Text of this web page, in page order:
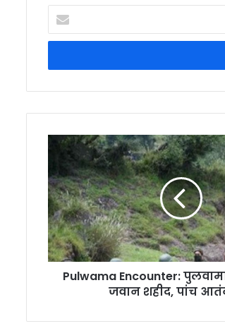
your
Email
Pulwama Encounter:
जवान शहीद, पांच